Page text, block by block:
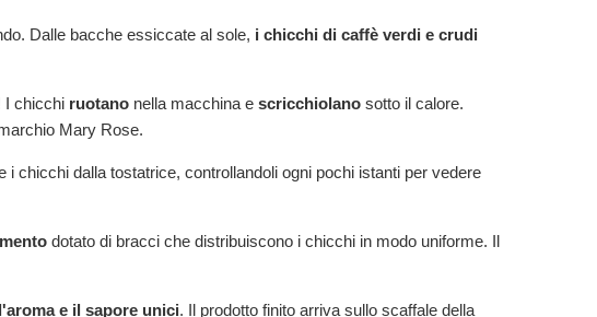
Dalle bacche essiccate al sole, i chicchi di caffè verdi e crudi
I chicchi ruotano nella macchina e scricchiolano sotto il calore.
Mary Rose.
i chicchi dalla tostatrice, controllandoli ogni pochi istanti per vedere
dotato di bracci che distribuiscono i chicchi in modo uniforme. Il
e il sapore unici. Il prodotto finito arriva sullo scaffale della